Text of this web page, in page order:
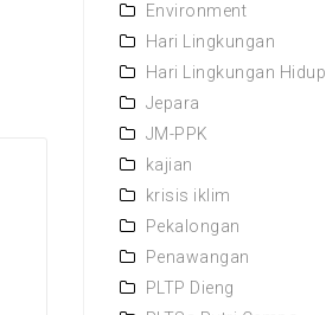
Environment
Hari Lingkungan
Hari Lingkungan Hidup
Jepara
JM-PPK
kajian
krisis iklim
Pekalongan
Penawangan
PLTP Dieng